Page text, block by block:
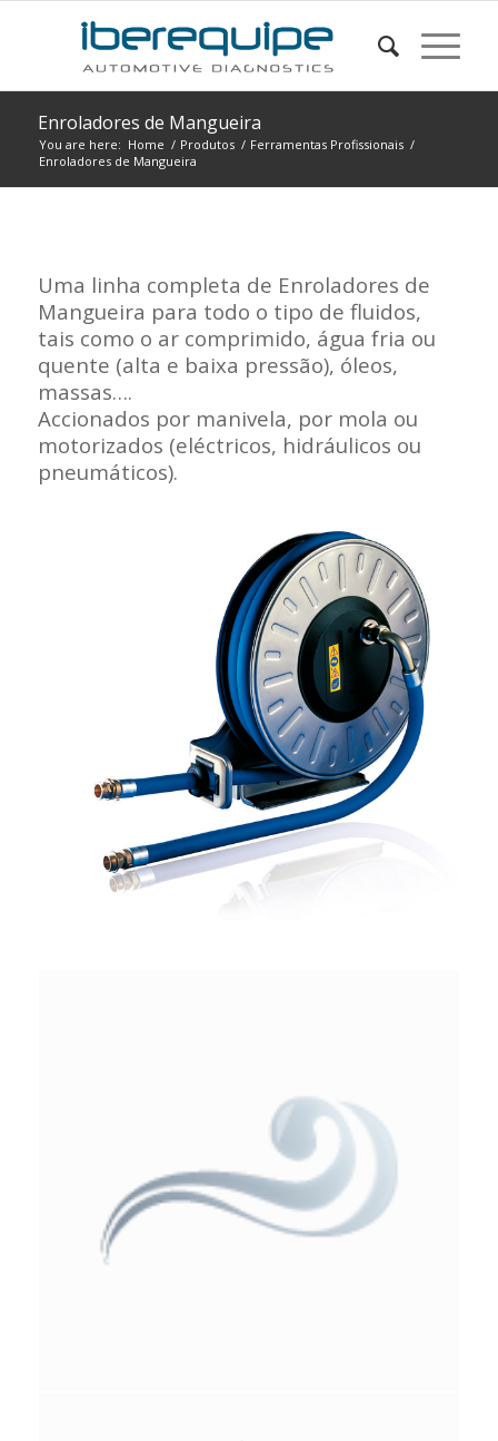
Enroladores de Mangueira
You are here: Home / Produtos / Ferramentas Profissionais /
Enroladores de Mangueira
Uma linha completa de Enroladores de
Mangueira para todo o tipo de fluidos,
tais como o ar comprimido, água fria ou
quente (alta e baixa pressão), óleos,
massas….
Accionados por manivela, por mola ou
motorizados (eléctricos, hidráulicos ou
pneumáticos).